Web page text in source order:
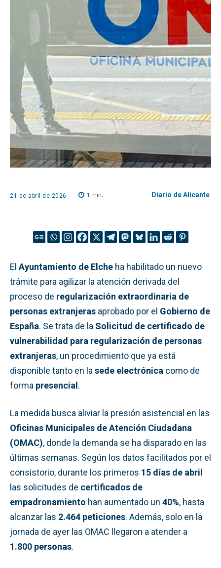
21 de abril de 2026 1 min. Diario de Alicante
El Ayuntamiento de Elche ha habilitado un nuevo
trámite para agilizar la atención derivada del
proceso de regularización extraordinaria de
personas extranjeras aprobado por el Gobierno de
España. Se trata de la Solicitud de certificado de
vulnerabilidad para regularización de personas
extranjeras, un procedimiento que ya está
disponible tanto en la sede electrónica como de
forma presencial.
La medida busca aliviar la presión asistencial en las
Oficinas Municipales de Atención Ciudadana
(OMAC), donde la demanda se ha disparado en las
últimas semanas. Según los datos facilitados por el
consistorio, durante los primeros 15 días de abril
las solicitudes de certificados de
empadronamiento han aumentado un 40%, hasta
alcanzar las 2.464 peticiones. Además, solo en la
jornada de ayer las OMAC llegaron a atender a
1.800 personas.